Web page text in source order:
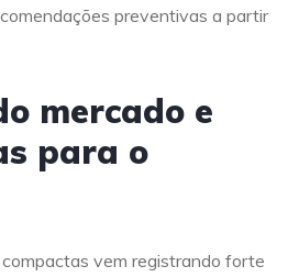
preventivas a partir
mercado e
para o
vem registrando forte